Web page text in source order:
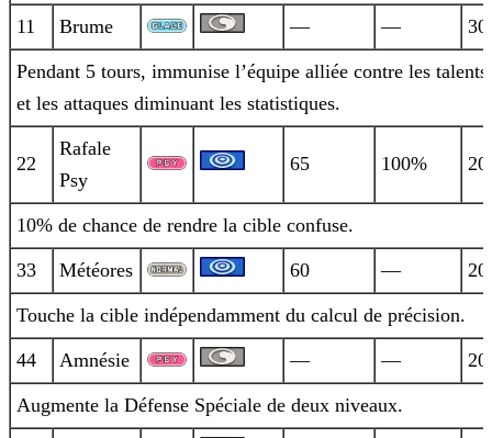
11 Brume — — 30
Pendant 5 tours, immunise l’équipe alliée contre les talents
et les attaques diminuant les statistiques.
22
Rafale
Psy
65 100% 20
10% de chance de rendre la cible confuse.
33 Météores 60 — 20
Touche la cible indépendamment du calcul de précision.
44 Amnésie — — 20
Augmente la Défense Spéciale de deux niveaux.